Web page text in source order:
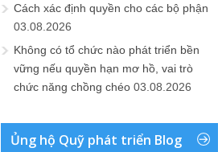
Cách xác định quyền cho các bộ phận
03.08.2026
Không có tổ chức nào phát triển bền
vững nếu quyền hạn mơ hồ, vai trò
chức năng chồng chéo 03.08.2026
Ủng hộ Quỹ phát triển Blog